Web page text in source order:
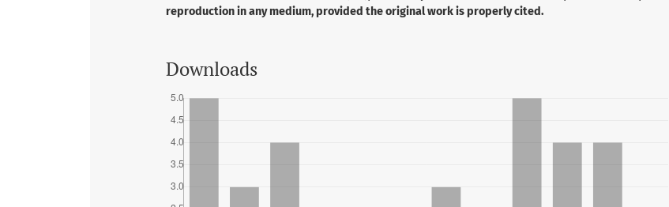
reproduction in any medium, provided the original work is properly cited.
Downloads